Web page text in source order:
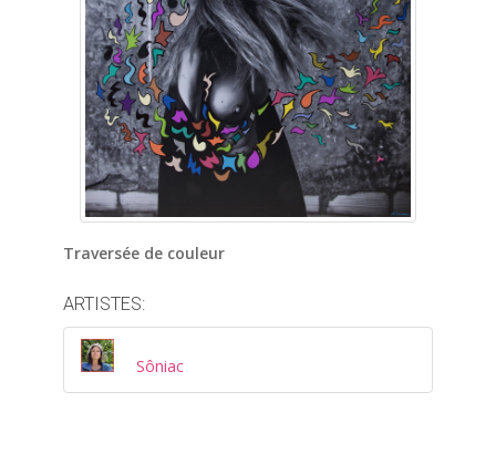
Traversée de couleur
ARTISTES:
Sôniac